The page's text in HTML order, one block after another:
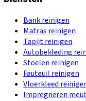
Bank reinigen
Matras reinigen
Tapijt reinigen
Autobekleding
Stoelen reinigen
Fauteuil reinigen
Vloerkleed
Impregneren